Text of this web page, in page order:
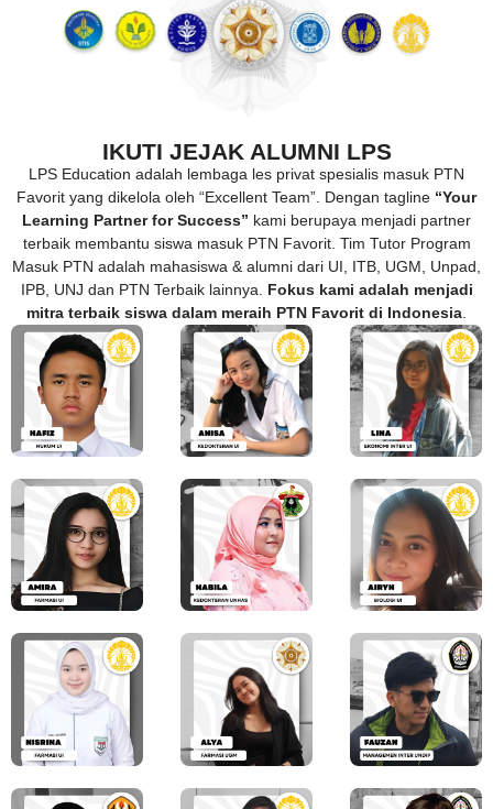
IKUTI JEJAK ALUMNI LPS
LPS Education adalah lembaga les privat spesialis masuk PTN
Favorit yang dikelola oleh “Excellent Team”. Dengan tagline “Your
Learning Partner for Success” kami berupaya menjadi partner
terbaik membantu siswa masuk PTN Favorit. Tim Tutor Program
Masuk PTN adalah mahasiswa & alumni dari UI, ITB, UGM, Unpad,
IPB, UNJ dan PTN Terbaik lainnya. Fokus kami adalah menjadi
mitra terbaik siswa dalam meraih PTN Favorit di Indonesia